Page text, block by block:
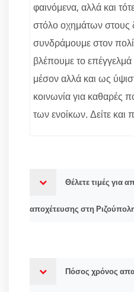
φαινόμενα, αλλά και
στόλο οχημάτων στους
συνδράμουμε στον
βλέπουμε το
μέσον αλλά και ως
κοινωνία για καθαρές
των ενοίκων. Δείτε και
Θέλετε τιμές για
αποχέτευσης στη
Πόσος χρόνος